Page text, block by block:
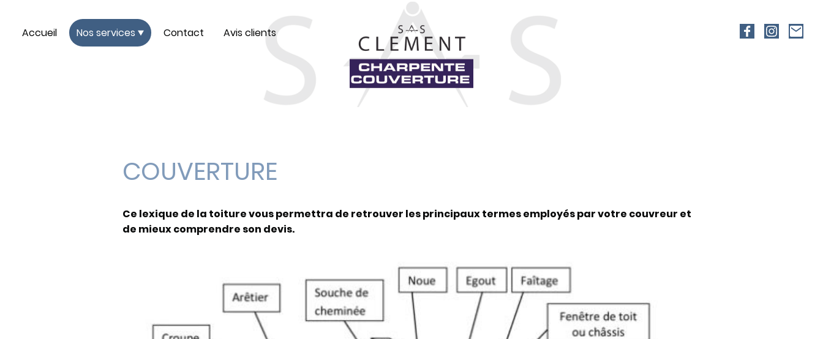
Accueil Nos services Contact Avis clients
COUVERTURE
Ce lexique de la toiture vous permettra de retrouver les principaux termes employés par votre couvreur et
de mieux comprendre son devis.